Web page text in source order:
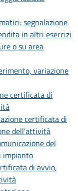
segnalazione
in altri esercizi
o su area
variazione
certificata di
certificata di
dell'attività
del
impianto
di avvio,